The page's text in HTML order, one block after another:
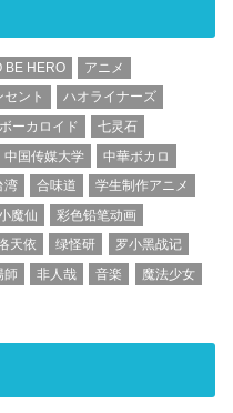
BE HERO
アニメ
セント
ハオライナーズ
ボーカロイド
七灵石
中国传媒大学
中華ボカロ
湾 合味道
学生制作アニメ
魔仙
彩色铅笔动画
天依 绿怪研
罗小黑战记
師 非人哉 音楽 魔法少女